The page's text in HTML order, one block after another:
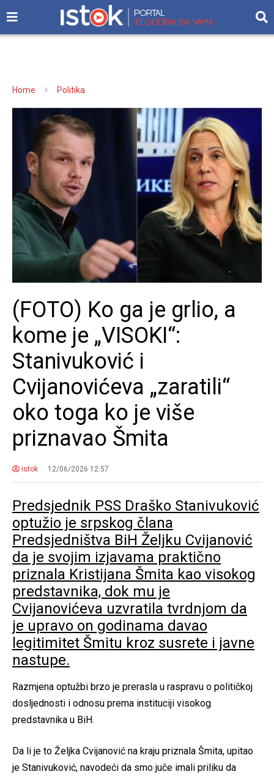
Home Politika
(FOTO) Ko ga je grlio, a
kome je „VISOKI“:
Stanivuković i
Cvijanovićeva „zaratili“
oko toga ko je više
priznavao Šmita
istok 12/06/2026 12:57
Predsjednik PSS Draško Stanivuković
optužio je srpskog člana
Predsjedništva BiH Željku Cvijanović
da je svojim izjavama praktično
priznala Kristijana Šmita kao visokog
predstavnika, dok mu je
Cvijanovićeva uzvratila tvrdnjom da
je upravo on godinama davao
legitimitet Šmitu kroz susrete i javne
nastupe.
Razmjena optužbi brzo je prerasla u raspravu o političkoj
dosljednosti i odnosu prema instituciji visokog
predstavnika u BiH.
Da li je to Željka Cvijanović na kraju priznala Šmita, upitao
je Stanivuković, navodeći da smo juče imali priliku da